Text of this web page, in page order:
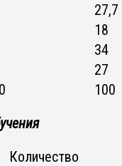
27,7
18
34
27
100
Количество